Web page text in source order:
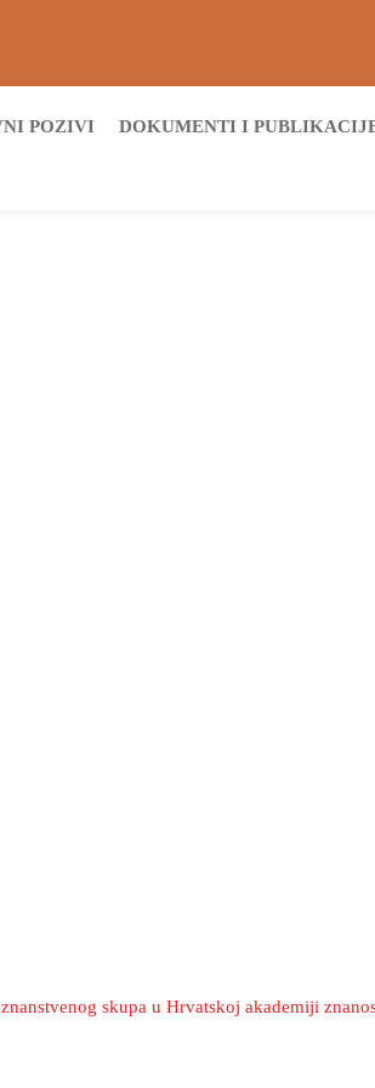
POZIVI DOKUMENTI I
skupa u Hrvatskoj akademiji